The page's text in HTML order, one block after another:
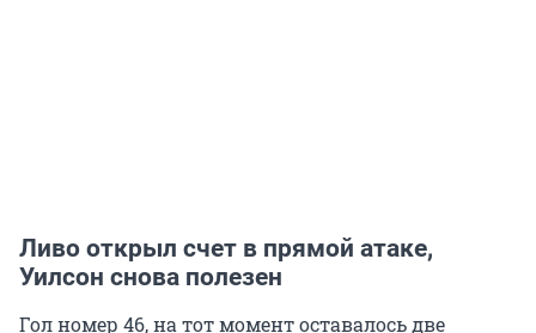
Ливо открыл счет в прямой атаке,
Уилсон снова полезен
Гол номер 46, на тот момент оставалось две